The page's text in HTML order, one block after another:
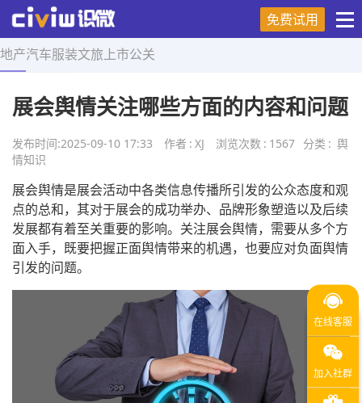
免费试用
地产汽车服装文旅 上市公关
首页 > 舆情知识 > 正文
展会舆情关注哪些方面的内容和问题
发布时间:2025-09-10 17:33 作者 : XJ 浏览次数 : 1567 分类 : 舆
情知识
展会舆情是展会活动中各类信息传播所引发的公众态度和观
点的总和，其对于展会的成功举办、品牌形象塑造以及后续
发展都有着至关重要的影响。关注展会舆情，需要从多个方
面入手，既要把握正面舆情带来的机遇，也要应对负面舆情
引发的问题。